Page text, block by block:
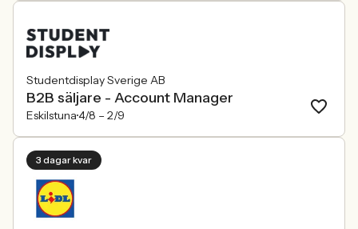
Studentdisplay Sverige AB
B2B säljare - Account Manager
Eskilstuna4/8 – 2/9
3 dagar kvar